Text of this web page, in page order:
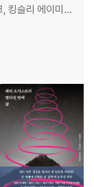
킹슬리 에이미
했다. 2010년
250주년을 기념